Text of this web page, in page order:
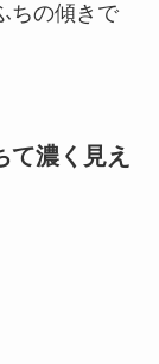
ちの傾きで
て濃く見え